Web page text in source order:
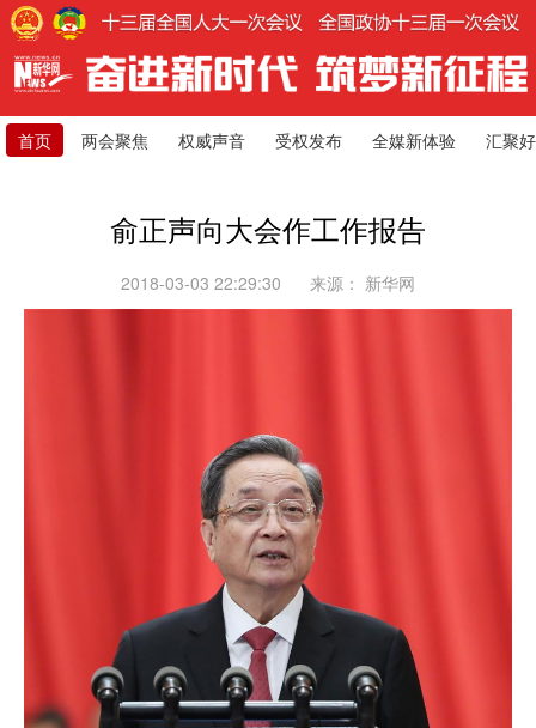
首页 两会聚焦 权威声音 受权发布 全媒新体验 汇聚
俞正声向大会作工作报告
2018-03-03 22:29:30 来源： 新华网